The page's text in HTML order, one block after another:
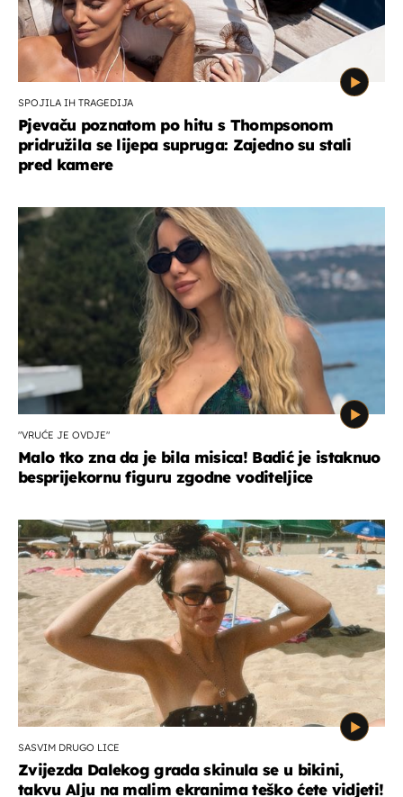
SPOJILA IH TRAGEDIJA
Pjevaču poznatom po hitu s Thompsonom
pridružila se lijepa supruga: Zajedno su stali
pred kamere
"VRUĆE JE OVDJE"
Malo tko zna da je bila misica! Badić je istaknuo
besprijekornu figuru zgodne voditeljice
SASVIM DRUGO LICE
Zvijezda Dalekog grada skinula se u bikini,
takvu Alju na malim ekranima teško ćete vidjeti!